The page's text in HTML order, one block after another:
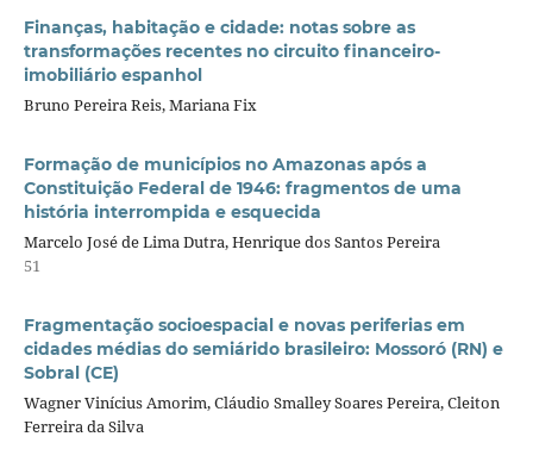
Finanças, habitação e cidade: notas sobre as
transformações recentes no circuito financeiro-
imobiliário espanhol
Bruno Pereira Reis, Mariana Fix
Formação de municípios no Amazonas após a
Constituição Federal de 1946: fragmentos de uma
história interrompida e esquecida
Marcelo José de Lima Dutra, Henrique dos Santos Pereira
51
Fragmentação socioespacial e novas periferias em
cidades médias do semiárido brasileiro: Mossoró (RN) e
Sobral (CE)
Wagner Vinícius Amorim, Cláudio Smalley Soares Pereira, Cleiton
Ferreira da Silva